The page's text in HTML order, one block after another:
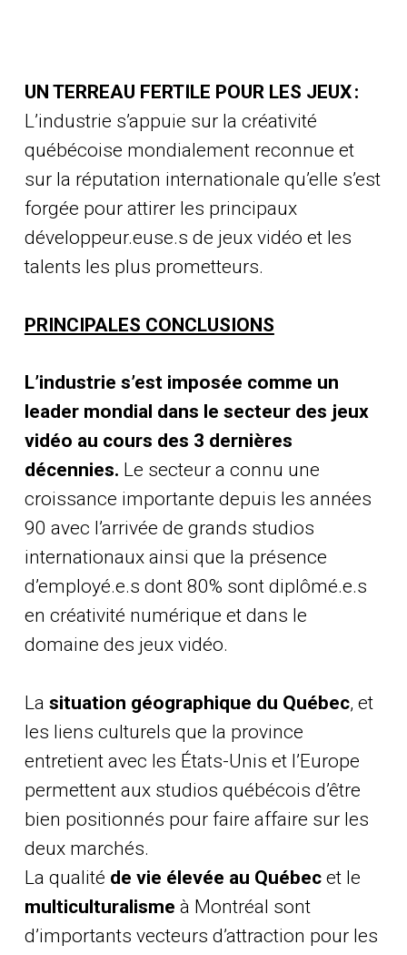
UN TERREAU FERTILE POUR LES JEUX :
L’industrie s’appuie sur la créativité
québécoise mondialement reconnue et
sur la réputation internationale qu’elle s’est
forgée pour attirer les principaux
développeur.euse.s de jeux vidéo et les
talents les plus prometteurs.
PRINCIPALES CONCLUSIONS
L’industrie s’est imposée comme un
leader mondial dans le secteur des jeux
vidéo au cours des 3 dernières
décennies. Le secteur a connu une
croissance importante depuis les années
90 avec l’arrivée de grands studios
internationaux ainsi que la présence
d’employé.e.s dont 80% sont diplômé.e.s
en créativité numérique et dans le
domaine des jeux vidéo.
La situation géographique du Québec, et
les liens culturels que la province
entretient avec les États-Unis et l’Europe
permettent aux studios québécois d’être
bien positionnés pour faire affaire sur les
deux marchés.
La qualité de vie élevée au Québecet le
multiculturalisme à Montréal sont
d’importants vecteurs d’attraction pour les